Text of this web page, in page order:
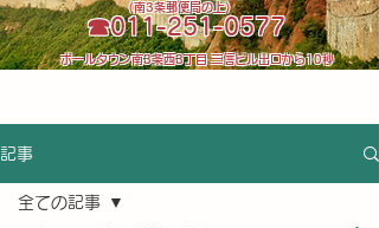
（南3条郵便局の上）
​☎011-251-0577
​ポールタウン南3条西3丁目 三信ビル出口から10秒
記事
全ての記事